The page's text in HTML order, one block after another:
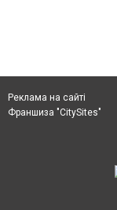
Реклама на сайті
Франшиза "CitySites"